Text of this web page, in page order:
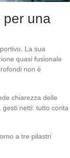
per una
La sua
quasi fusionale
non è
chiarezza delle
gesti netti: tutto conta
a tre pilastri